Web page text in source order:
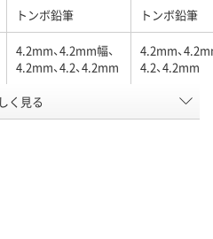
トンボ鉛筆 トンボ鉛筆
4.2mm、4.2mm幅、
4.2mm、4.2、4.2mm
4.2mm、
4.2、4.2mm
カートリッジ カートリッジ
く見る